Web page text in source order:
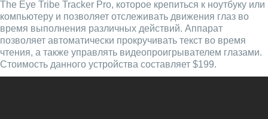
The Eye Tribe Tracker Pro, которое крепиться к ноутбуку или
компьютеру и позволяет отслеживать движения глаз во
время выполнения различных действий. Аппарат
позволяет автоматически прокручивать текст во время
чтения, а также управлять видеопроигрывателем глазами.
Стоимость данного устройства составляет $199.